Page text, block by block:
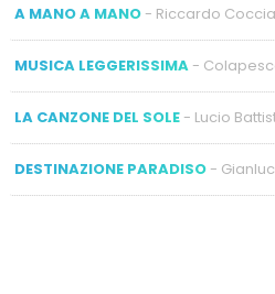
A MANO A MANO- Riccardo
MUSICA LEGGERISSIMA-
LA CANZONE DEL SOLE- Lucio
DESTINAZIONE PARADISO-